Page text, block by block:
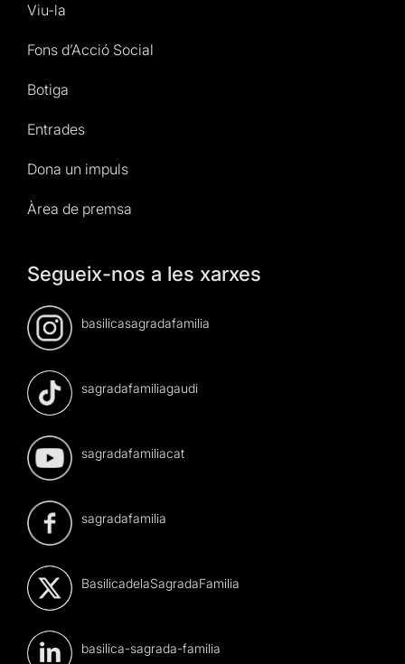
Viu-la
Fons d’Acció Social
Botiga
Entrades
Dona un impuls
Àrea de premsa
Segueix-nos a les xarxes
basilicasagradafamilia
sagradafamiliagaudi
sagradafamiliacat
sagradafamilia
BasilicadelaSagradaFamilia
basilica-sagrada-familia